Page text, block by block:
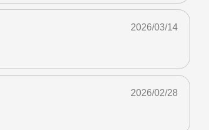
2026/03/14
2026/02/28